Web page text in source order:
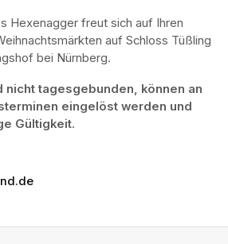
Hexenagger freut sich auf Ihren
auf Schloss Tüßling
bei Nürnberg.
nicht tagesgebunden, können an
eingelöst werden und
Gültigkeit.